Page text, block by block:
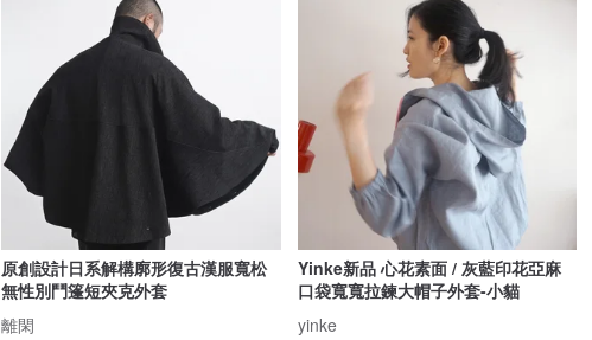
原創設計日系解構廓形復古漢服寬松
無性別鬥篷短夾克外套
離閑
Yinke新品 心花素面 / 灰藍印花亞麻
口袋寬寬拉鍊大帽子外套-小貓
yinke